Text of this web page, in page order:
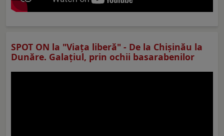
SPOT ON la "Viaţa liberă" - De la Chișinău la
Dunăre. Galațiul, prin ochii basarabenilor